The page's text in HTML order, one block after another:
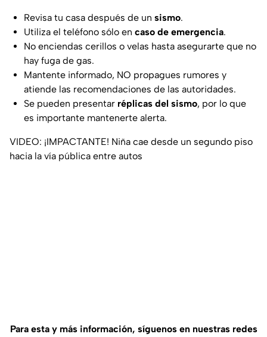
Revisa tu casa después de un sismo.
Utiliza el teléfono sólo en caso de emergencia.
No enciendas cerillos o velas hasta asegurarte que no
hay fuga de gas.
Mantente informado, NO propagues rumores y
atiende las recomendaciones de las autoridades.
Se pueden presentar réplicas del sismo, por lo que
es importante mantenerte alerta.
VIDEO: ¡IMPACTANTE! Niña cae desde un segundo piso
hacia la vía pública entre autos
Para esta y más información, síguenos en nuestras redes